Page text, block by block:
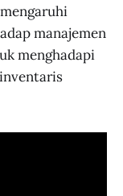
manajemen
menghadapi